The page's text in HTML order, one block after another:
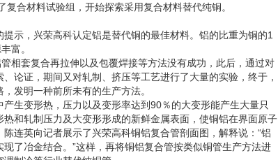
合材料试验组，开始探索采用复合材料替代纯铜。
，兴荣高科认定铝是替代铜的最佳材料。铝的比重为铜的1
富。
套复合再拉伸以及包覆焊接等方法没有成功，此后，通过对
论证，期间又对轧制、挤压等工艺进行了大量的实验，终于，
发明一种前所未有的生产方法。
变形热，压力以及变形率达到90％的大变形能产生大量只
和轧制压力及大变形形成的新鲜金属表面，使铜铝在界面原子
连英向记者展示了兴荣高科铜铝复合管剖面图，解释说：“铝
了冶金结合。”这样，再将铜铝复合管按类似铜管生产方法进